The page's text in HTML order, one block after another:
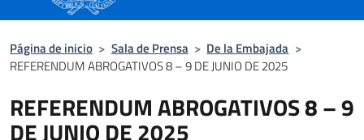
Página de inicio > Sala de Prensa > De la Embajada >
REFERENDUM ABROGATIVOS 8 – 9 DE JUNIO DE 2025
REFERENDUM ABROGATIVOS 8 – 9
DE JUNIO DE 2025